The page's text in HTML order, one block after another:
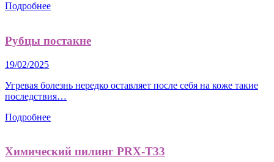
Подробнее
Рубцы постакне
19/02/2025
Угревая болезнь нередко оставляет после себя на коже такие
последствия…
Подробнее
Химический пилинг PRX-T33